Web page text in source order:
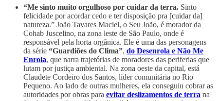
“Me sinto muito orgulhoso por cuidar da terra. Sinto
felicidade por acordar cedo e ter disposição pra [cuidar da]
natureza.” João Tavares Maciel, o Seu João, é morador da
Cohab Juscelino, na zona leste de São Paulo, onde é
responsável pela horta orgânica. Ele é uma das personagens
da série “Guardiões do Clima”, do Desenrola e Não Me
Enrola, que narra trajetórias de moradores das periferias que
lutam por justiça ambiental. Na zona oeste da capital, está
Claudete Cordeiro dos Santos, líder comunitária no Rio
Pequeno. Ao lado de outras mulheres, ela conseguiu cobrar as
autoridades por obras para evitar deslizamentos de terra na